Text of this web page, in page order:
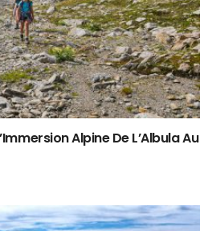
Alpine De L’Albula Au